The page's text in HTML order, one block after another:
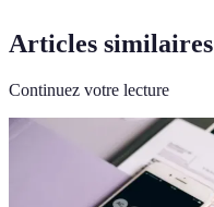
Articles similaires
Continuez votre lecture